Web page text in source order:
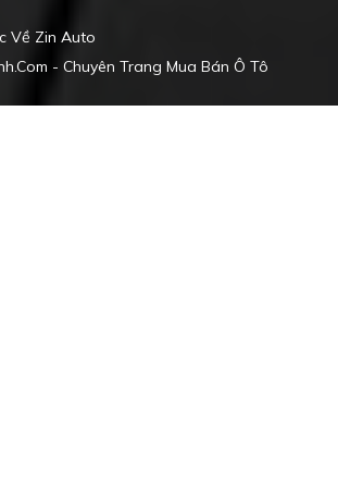
Về Zin Auto
- Chuyên Trang Mua Bán Ô Tô